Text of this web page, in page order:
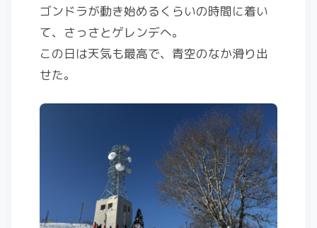
ゴンドラが動き始めるくらいの時間に着い
て、さっさとゲレンデへ。
この日は天気も最高で、青空のなか滑り出
せた。